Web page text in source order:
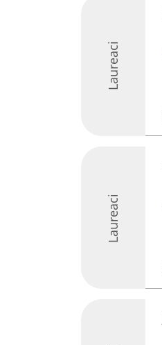
Laureaci
Laureaci